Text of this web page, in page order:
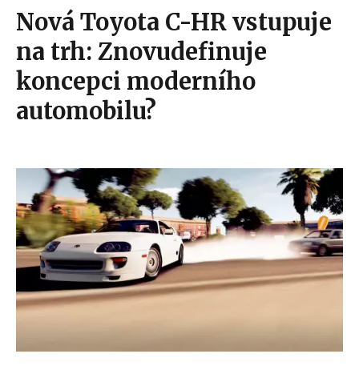
Nová Toyota C-HR vstupuje
na trh: Znovudefinuje
koncepci moderního
automobilu?